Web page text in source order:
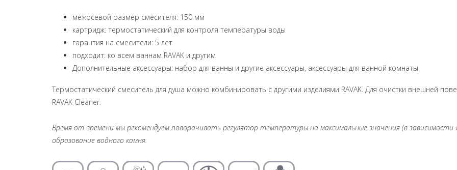
межосевой размер смесителя: 150 мм
картридж: термостатический для контроля температуры воды
гарантия на смесители: 5 лет
подходит: ко всем ваннам RAVAK и другим
Дополнительные аксессуары: набор для ванны и другие аксессуары, аксессуары для ванной комнаты
Термостатический смеситель для душа можно комбинировать с другими изделиями RAVAK. Для очистки внешней
RAVAK Cleaner.
Время от времени мы рекомендуем поворачивать регулятор температуры на максимальные значения (в
образование водного камня.